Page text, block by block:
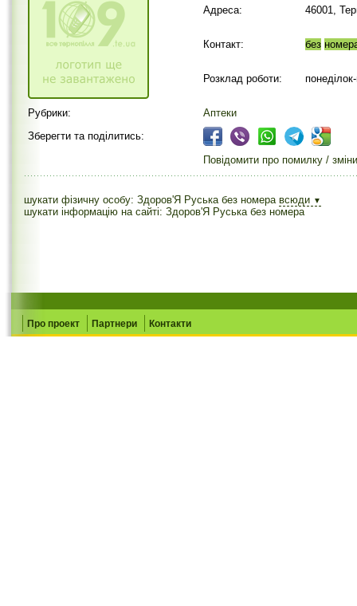
Адреса: 46001,
Контакт: без
Розклад роботи:
Рубрики:
Аптеки
Зберегти та поділитись:
Повідомити про помилку / зміни
шукати фізичну особу: Здоров'Я Руська без номера всюди ▼
шукати інформацію на сайті: Здоров'Я Руська без номера
Про проект Партнери Контакти